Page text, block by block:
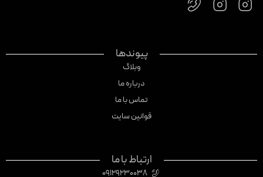
پیوندها
وبلاگ
درباره ما
تماس با ما
قوانین سایت
ارتباط با ما
09129230038